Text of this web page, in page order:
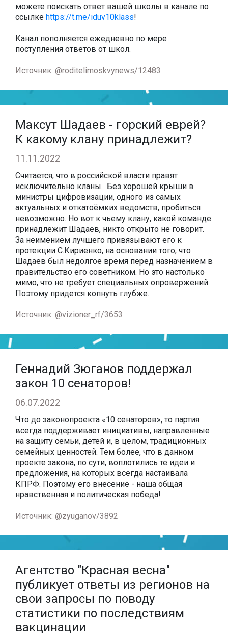
можете поискать ответ вашей школы в канале по
ссылке https://t.me/iduv10klass!
Канал пополняется ежедневно по мере
поступления ответов от школ.
Источник: @roditelimoskvynews/12483
Максут Шадаев - горский еврей?
К какому клану принадлежит?
11.11.2022
Считается, что в российской власти правят
исключительно кланы. Без хорошей крыши в
министры цифровизации, одного из самых
актуальных и откатоёмких ведомств, пробиться
невозможно. Но вот к чьему клану, какой команде
принадлежит Шадаев, никто открыто не говорит.
За неимением лучшего привязывают его к
протекции С.Кириенко, на основании того, что
Шадаев был недолгое время перед назначением в
правительство его советником. Но это настолько
мимо, что не требует специальных опровержений.
Поэтому придется копнуть глубже.
Источник: @vizioner_rf/3653
Геннадий Зюганов поддержал
закон 10 сенаторов!
06.07.2022
Что до законопроекта «10 сенаторов», то партия
всегда поддерживает инициативы, направленные
на защиту семьи, детей и, в целом, традиционных
семейных ценностей. Тем более, что в данном
проекте закона, по сути, воплотились те идеи и
предложения, на которых всегда настаивала
КПРФ. Поэтому его внесение - наша общая
нравственная и политическая победа!
Источник: @zyuganov/3892
Агентство "Красная весна"
публикует ответы из регионов на
свои запросы по поводу
статистики по последствиям
вакцинации